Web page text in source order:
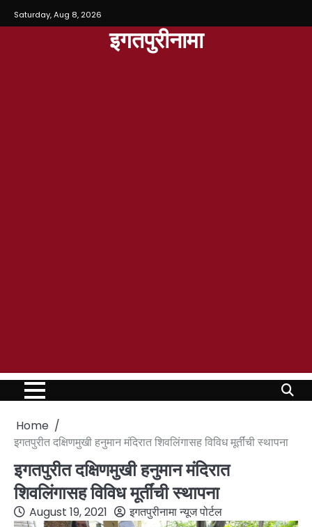
Saturday, Aug 8, 2026
इगतपुरीनामा
Home
इगतपुरीत दक्षिणमुखी हनुमान मंदिरात शिवलिंगासह विविध मूर्तींची स्थापना
इगतपुरीत दक्षिणमुखी हनुमान मंदिरात
शिवलिंगासह विविध मूर्तींची स्थापना
August 19, 2021 इगतपुरीनामा न्यूज पोर्टल